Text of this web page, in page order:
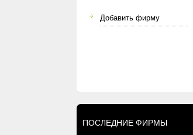
Добавить фирму
ПОСЛЕДНИЕ ФИРМЫ